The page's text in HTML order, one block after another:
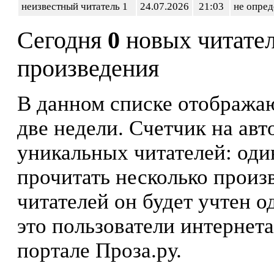
неизвестный читатель 1
24.07.2026 21:03 не
Сегодня 0 новых
произведения
В данном списке
две недели. Счетчик на
уникальных читателей:
прочитать несколько
читателей он будет учтен
это пользователи
портале Проза.ру.